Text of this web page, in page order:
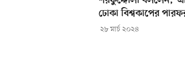
ঢোকা বিশ্বকাপের
২৮ মার্চ ২০২৪